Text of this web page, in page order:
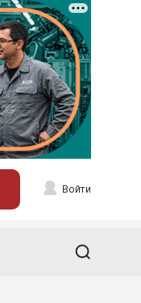
Войти